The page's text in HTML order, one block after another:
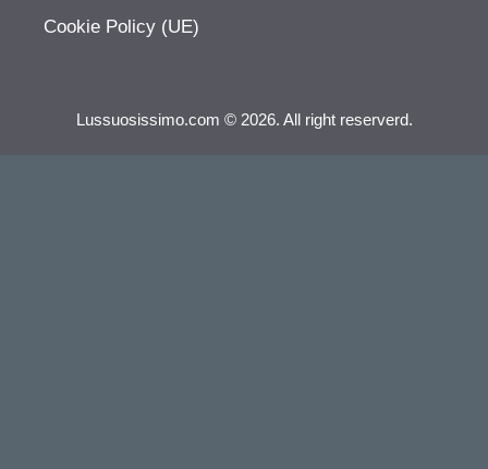
Cookie Policy (UE)
Lussuosissimo.com © 2026. All right reserverd.